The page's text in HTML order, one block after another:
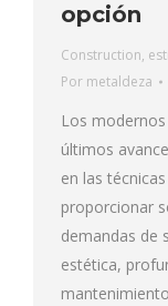
opción
Construction,
Por metaldeza
Los
últimos
en las
proporcionar
demandas de
estética,